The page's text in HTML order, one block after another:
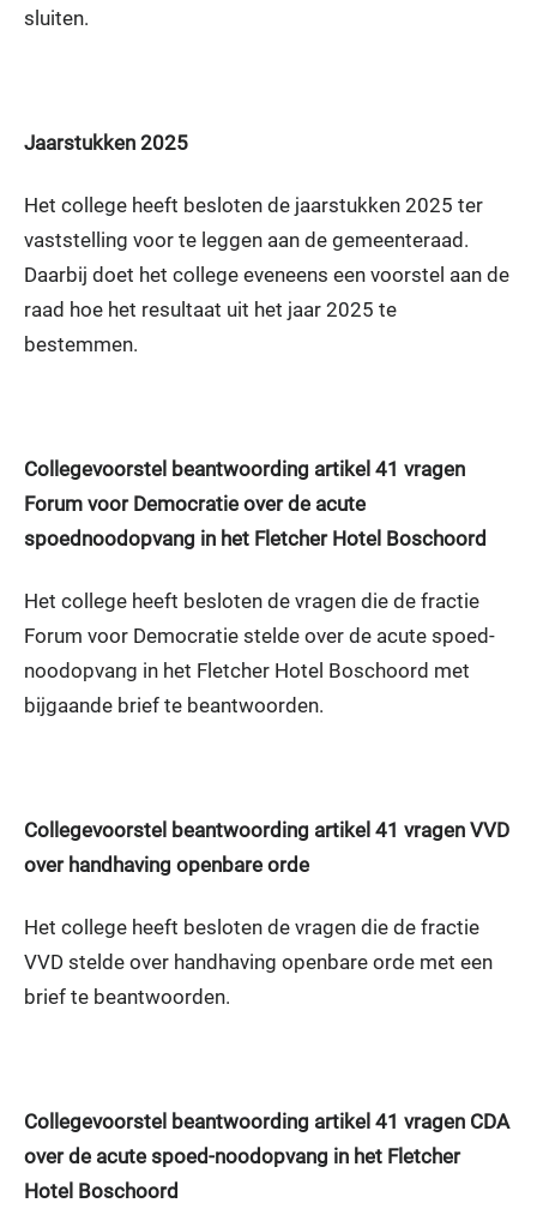
sluiten.
Jaarstukken 2025
Het college heeft besloten de jaarstukken 2025 ter
vaststelling voor te leggen aan de gemeenteraad.
Daarbij doet het college eveneens een voorstel aan de
raad hoe het resultaat uit het jaar 2025 te
bestemmen.
Collegevoorstel beantwoording artikel 41 vragen
Forum voor Democratie over de acute
spoednoodopvang in het Fletcher Hotel Boschoord
Het college heeft besloten de vragen die de fractie
Forum voor Democratie stelde over de acute spoed-
noodopvang in het Fletcher Hotel Boschoord met
bijgaande brief te beantwoorden.
Collegevoorstel beantwoording artikel 41 vragen VVD
over handhaving openbare orde
Het college heeft besloten de vragen die de fractie
VVD stelde over handhaving openbare orde met een
brief te beantwoorden.
Collegevoorstel beantwoording artikel 41 vragen CDA
over de acute spoed-noodopvang in het Fletcher
Hotel Boschoord